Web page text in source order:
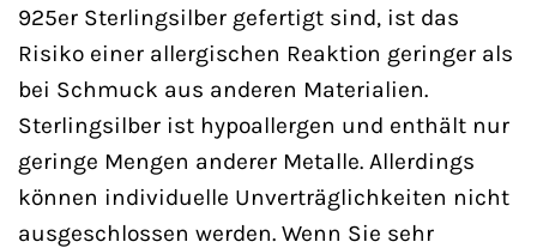
925er Sterlingsilber gefertigt sind, ist das
Risiko einer allergischen Reaktion geringer als
bei Schmuck aus anderen Materialien.
Sterlingsilber ist hypoallergen und enthält nur
geringe Mengen anderer Metalle. Allerdings
können individuelle Unverträglichkeiten nicht
ausgeschlossen werden. Wenn Sie sehr